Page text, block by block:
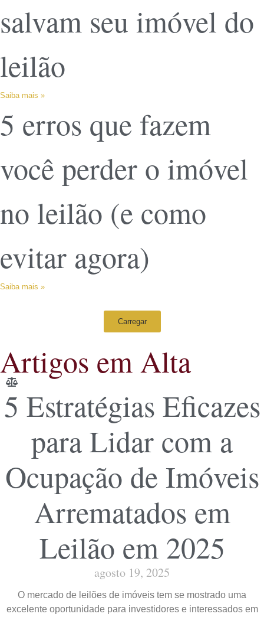
salvam seu imóvel do
leilão
Saiba mais »
5 erros que fazem
você perder o imóvel
no leilão (e como
evitar agora)
Saiba mais »
Carregar
Artigos em Alta
5 Estratégias Eficazes
para Lidar com a
Ocupação de Imóveis
Arrematados em
Leilão em 2025
agosto 19, 2025
O mercado de leilões de imóveis tem se mostrado uma
excelente oportunidade para investidores e interessados em